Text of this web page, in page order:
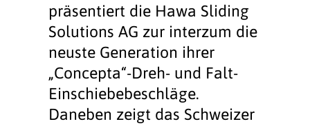
präsentiert die Hawa Sliding
Solutions AG zur interzum die
neuste Generation ihrer
„Concepta“-Dreh- und Falt-
Einschiebebeschläge.
Daneben zeigt das Schweizer